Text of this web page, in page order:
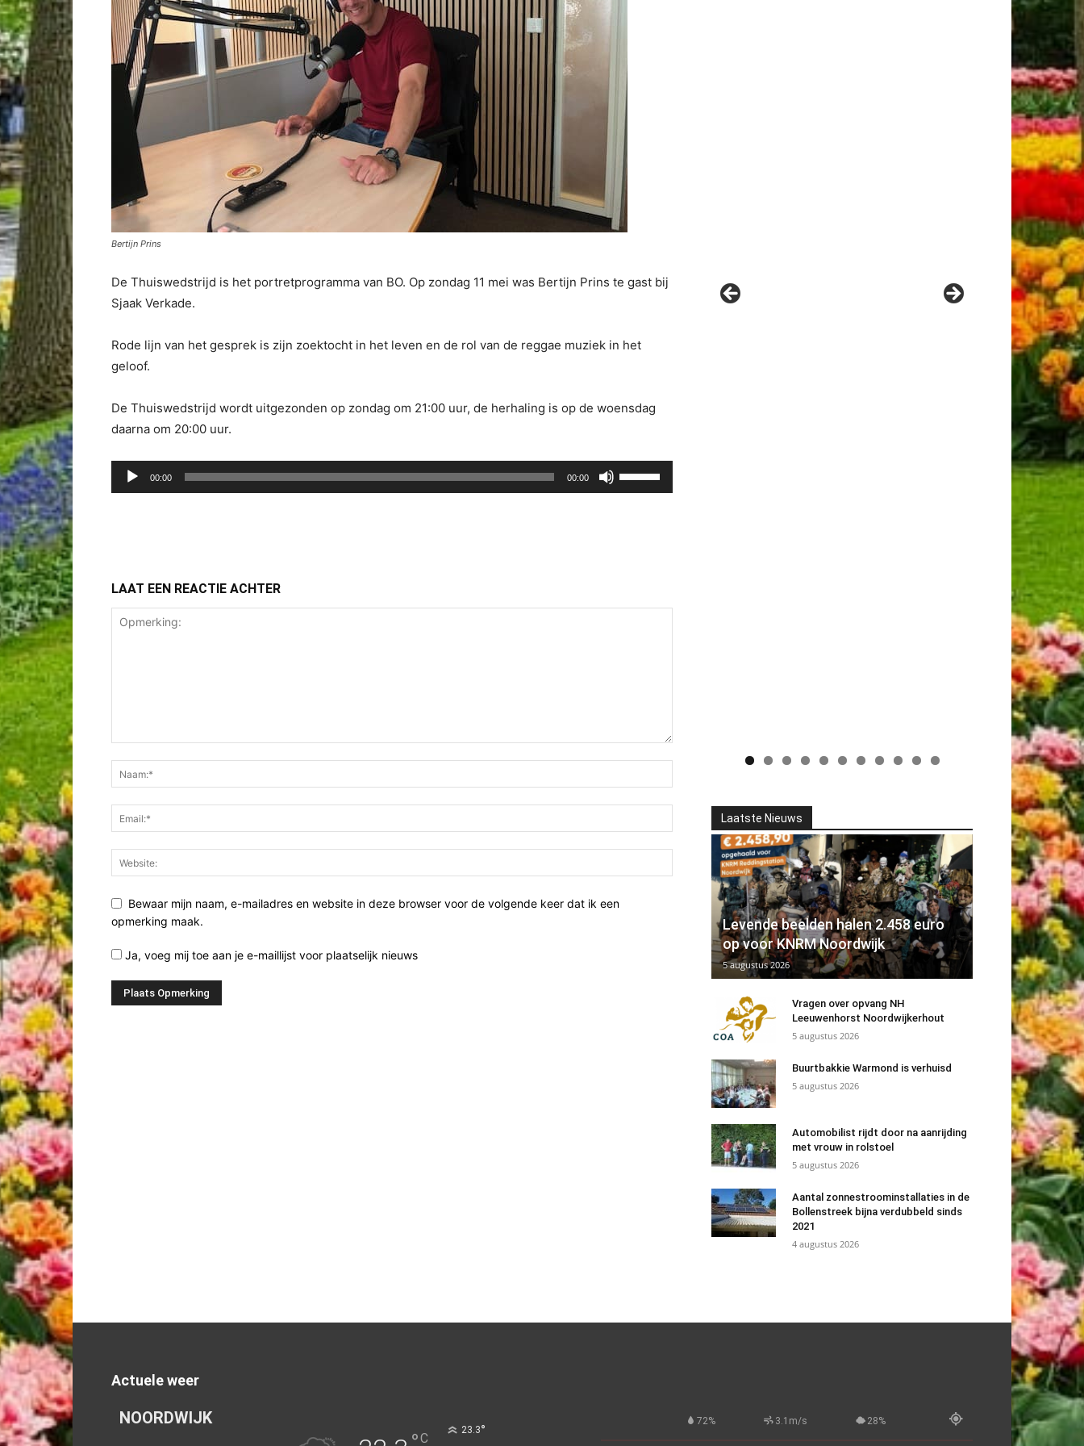
Bertijn Prins
De Thuiswedstrijd is het portretprogramma van BO. Op zondag 11 mei was Bertijn Prins te gast bij
Sjaak Verkade.
Rode lijn van het gesprek is zijn zoektocht in het leven en de rol van de reggae muziek in het
geloof.
De Thuiswedstrijd wordt uitgezonden op zondag om 21:00 uur, de herhaling is op de woensdag
daarna om 20:00 uur.
Audiospeler
00:00 00:00
Omhoog/Omlaag
LAAT EEN REACTIE ACHTER
Bewaar mijn naam, e-mailadres en website in deze browser voor de volgende keer dat ik een
opmerking maak.
Ja, voeg mij toe aan je e-maillijst voor plaatselijk nieuws
Laatste Nieuws
Levende beelden halen 2.458 euro
op voor KNRM Noordwijk
5 augustus 2026
Vragen over opvang NH
Leeuwenhorst Noordwijkerhout
5 augustus 2026
Buurtbakkie Warmond is verhuisd
5 augustus 2026
Automobilist rijdt door na aanrijding
met vrouw in rolstoel
5 augustus 2026
Aantal zonnestroominstallaties in de
Bollenstreek bijna verdubbeld sinds
2021
4 augustus 2026
Actuele weer
NOORDWIJK
C
23.3°
72% 3.1m/s 28%